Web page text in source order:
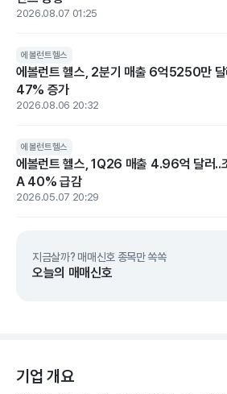
2026.08.07 01:25
에볼런트헬스
에볼런트 헬스, 2분기 매출 6억5250만 달
47% 증가
2026.08.06 20:32
에볼런트헬스
에볼런트 헬스, 1Q26 매출 4.96억 달러..
A 40% 급감
2026.05.07 20:29
지금살까? 매매신호 종목만 쏙쏙
오늘의 매매신호
기업 개요